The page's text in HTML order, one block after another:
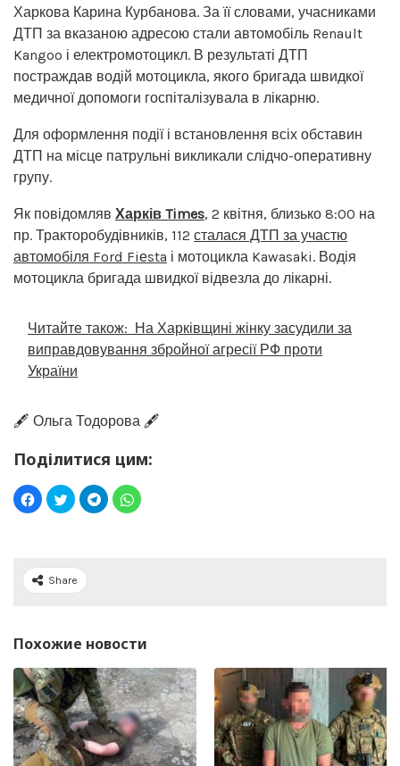
Харкова Карина Курбанова. За її словами, учасниками
ДТП за вказаною адресою стали автомобіль Renault
Kangoo і електромотоцикл. В результаті ДТП
постраждав водій мотоцикла, якого бригада швидкої
медичної допомоги госпіталізувала в лікарню.
Для оформлення події і встановлення всіх обставин
ДТП на місце патрульні викликали слідчо-оперативну
групу.
Як повідомляв Харків Times, 2 квітня, близько 8:00 на
пр. Тракторобудівників, 112 сталася ДТП за участю
автомобіля Ford Fiеsta і мотоцикла Kawasaki. Водія
мотоцикла бригада швидкої відвезла до лікарні.
Читайте також: На Харківщині жінку засудили за
виправдовування збройної агресії РФ проти
України
🖋️ Ольга Тодорова 🖋️
Поділитися цим:
Share
Похожие новости